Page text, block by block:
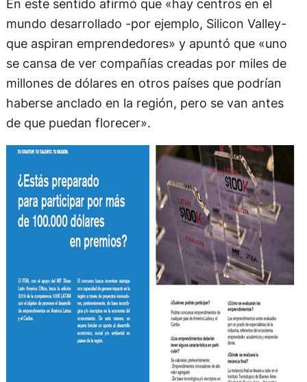
En este sentido afirmó que «hay centros en el
mundo desarrollado -por ejemplo, Silicon Valley-
que aspiran emprendedores» y apuntó que «uno
se cansa de ver compañías creadas por miles de
millones de dólares en otros países que podrían
haberse anclado en la región, pero se van antes
de que puedan florecer».